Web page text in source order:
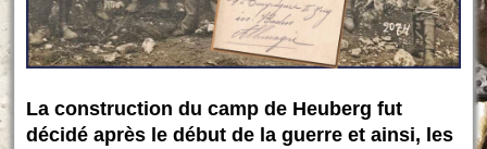
La construction du camp de Heuberg fut
décidé après le début de la guerre et ainsi, les